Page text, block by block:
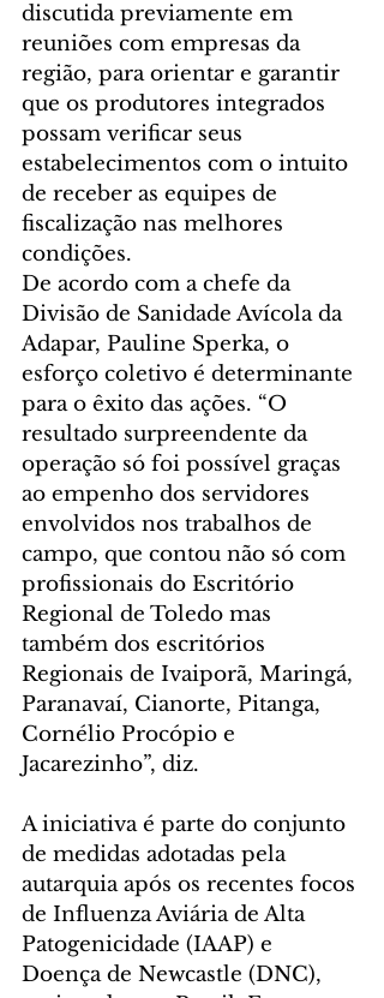
discutida previamente em
reuniões com empresas da
região, para orientar e garantir
que os produtores integrados
possam verificar seus
estabelecimentos com o intuito
de receber as equipes de
fiscalização nas melhores
condições.
De acordo com a chefe da
Divisão de Sanidade Avícola da
Adapar, Pauline Sperka, o
esforço coletivo é determinante
para o êxito das ações. “O
resultado surpreendente da
operação só foi possível graças
ao empenho dos servidores
envolvidos nos trabalhos de
campo, que contou não só com
profissionais do Escritório
Regional de Toledo mas
também dos escritórios
Regionais de Ivaiporã, Maringá,
Paranavaí, Cianorte, Pitanga,
Cornélio Procópio e
Jacarezinho”, diz.
A iniciativa é parte do conjunto
de medidas adotadas pela
autarquia após os recentes focos
de Influenza Aviária de Alta
Patogenicidade (IAAP) e
Doença de Newcastle (DNC),